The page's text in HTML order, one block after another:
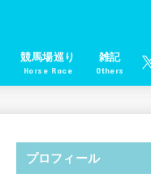
競馬場巡り
Horse Race
雑記
Others
プロフィール